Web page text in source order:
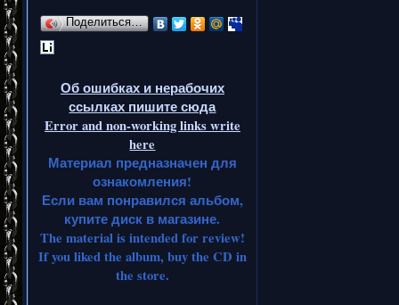
Поделиться…
Об ошибках и нерабочих
ссылках пишите сюда
Error and non-working links write
here
Материал предназначен для
ознакомления!
Если вам понравился альбом,
купите диск в магазине.
The material is intended for review!
If you liked the album, buy the CD in
the store.